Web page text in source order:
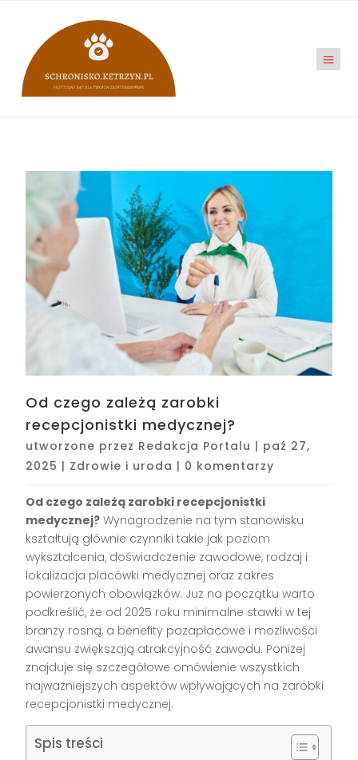
Od czego zależą zarobki
recepcjonistki medycznej?
utworzone przez Redakcja Portalu | paź 27,
2025 | Zdrowie i uroda | 0 komentarzy
Od czego zależą zarobki recepcjonistki
medycznej? Wynagrodzenie na tym stanowisku
kształtują głównie czynniki takie jak poziom
wykształcenia, doświadczenie zawodowe, rodzaj i
lokalizacja placówki medycznej oraz zakres
powierzonych obowiązków. Już na początku warto
podkreślić, że od 2025 roku minimalne stawki w tej
branży rosną, a benefity pozapłacowe i możliwości
awansu zwiększają atrakcyjność zawodu. Poniżej
znajduje się szczegółowe omówienie wszystkich
najważniejszych aspektów wpływających na zarobki
recepcjonistki medycznej.
Spis treści